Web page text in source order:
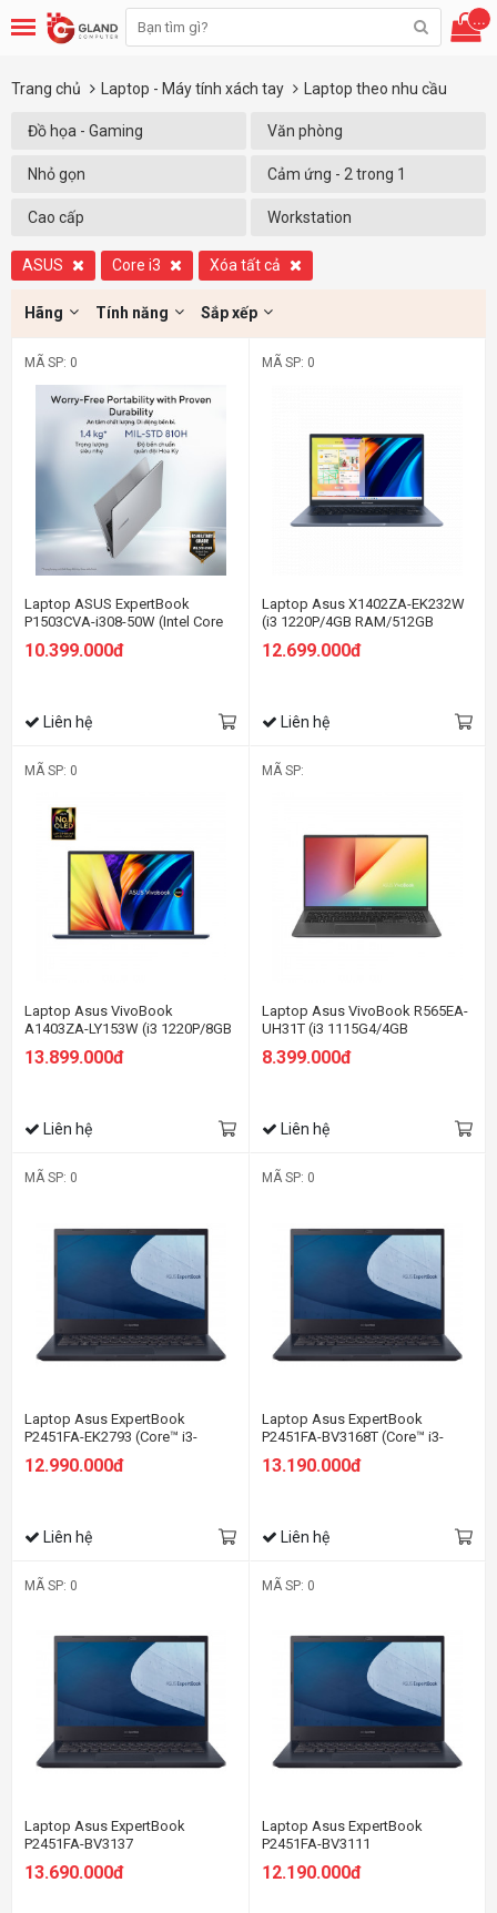
...
Trang chủ Laptop - Máy tính xách tay Laptop theo nhu cầu
Đồ họa - Gaming Văn phòng
Nhỏ gọn Cảm ứng - 2 trong 1
Cao cấp Workstation
ASUS Core i3 Xóa tất cả
Hãng Tính năng Sắp xếp
MÃ SP: 0
Laptop ASUS ExpertBook
P1503CVA-i308-50W (Intel Core
FHD | 8GB | 512GB | Win 11 |
10.399.000đ
Liên hệ
MÃ SP: 0
Laptop Asus X1402ZA-EK232W
(i3 1220P/4GB RAM/512GB
12.699.000đ
Liên hệ
MÃ SP: 0
Laptop Asus VivoBook
A1403ZA-LY153W (i3 1220P/8GB
RAM/512GB SSD/14
UWXGA/Win11/Xanh)
13.899.000đ
Liên hệ
MÃ SP:
Laptop Asus VivoBook R565EA-
UH31T (i3 1115G4/4GB
RAM/128GB SSD/15.6 FHD/Win
10/Xám)
8.399.000đ
Liên hệ
MÃ SP: 0
Laptop Asus ExpertBook
P2451FA-EK2793 (Core™ i3-
| 14.0 inch FHD | Free Dos)
12.990.000đ
Liên hệ
MÃ SP: 0
Laptop Asus ExpertBook
P2451FA-BV3168T (Core™ i3-
| 14.0 inch HD | Win 10 | Đen)
13.190.000đ
Liên hệ
MÃ SP: 0
Laptop Asus ExpertBook
P2451FA-BV3137
13.690.000đ
MÃ SP: 0
Laptop Asus ExpertBook
P2451FA-BV3111
12.190.000đ